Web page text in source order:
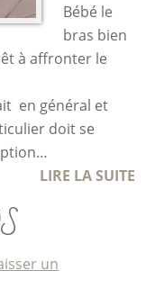
Bébé le
bras bien
à affronter le
en général et
doit se
LIRE LA SUITE
un